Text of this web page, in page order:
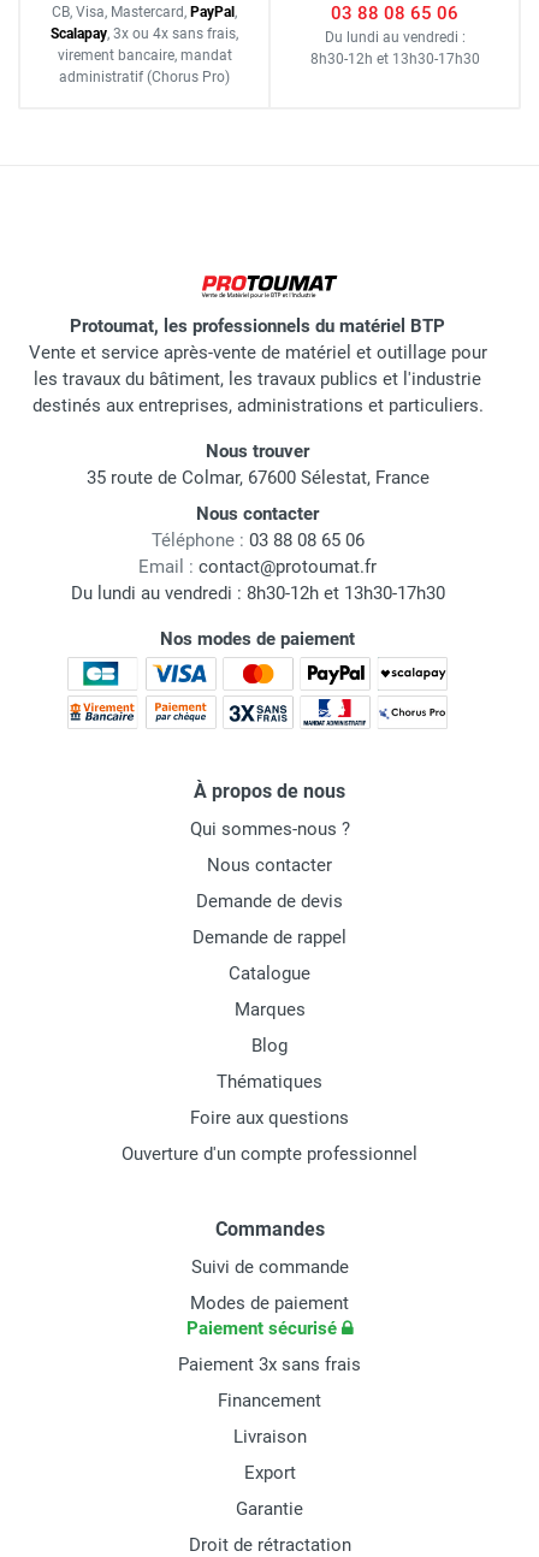
CB, Visa, Mastercard, PayPal,
Scalapay, 3x ou 4x sans frais,
virement bancaire, mandat
administratif (Chorus Pro)
03 88 08 65 06
Du lundi au vendredi :
8h30-12h et 13h30-17h30
Protoumat, les professionnels du matériel BTP
Vente et service après-vente de matériel et outillage pour
les travaux du bâtiment, les travaux publics et l'industrie
destinés aux entreprises, administrations et particuliers.
Nous trouver
35 route de Colmar, 67600 Sélestat, France
Nous contacter
Téléphone : 03 88 08 65 06
Email : contact@protoumat.fr
Du lundi au vendredi : 8h30-12h et 13h30-17h30
Nos modes de paiement
À propos de nous
Qui sommes-nous ?
Nous contacter
Demande de devis
Demande de rappel
Catalogue
Marques
Blog
Thématiques
Foire aux questions
Ouverture d'un compte professionnel
Commandes
Suivi de commande
Modes de paiement
Paiement sécurisé
Paiement 3x sans frais
Financement
Livraison
Export
Garantie
Droit de rétractation